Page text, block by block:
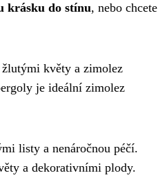
krásku do stínu, nebo chcete
květy a zimolez
je ideální zimolez
listy a nenáročnou péčí.
a dekorativními plody.